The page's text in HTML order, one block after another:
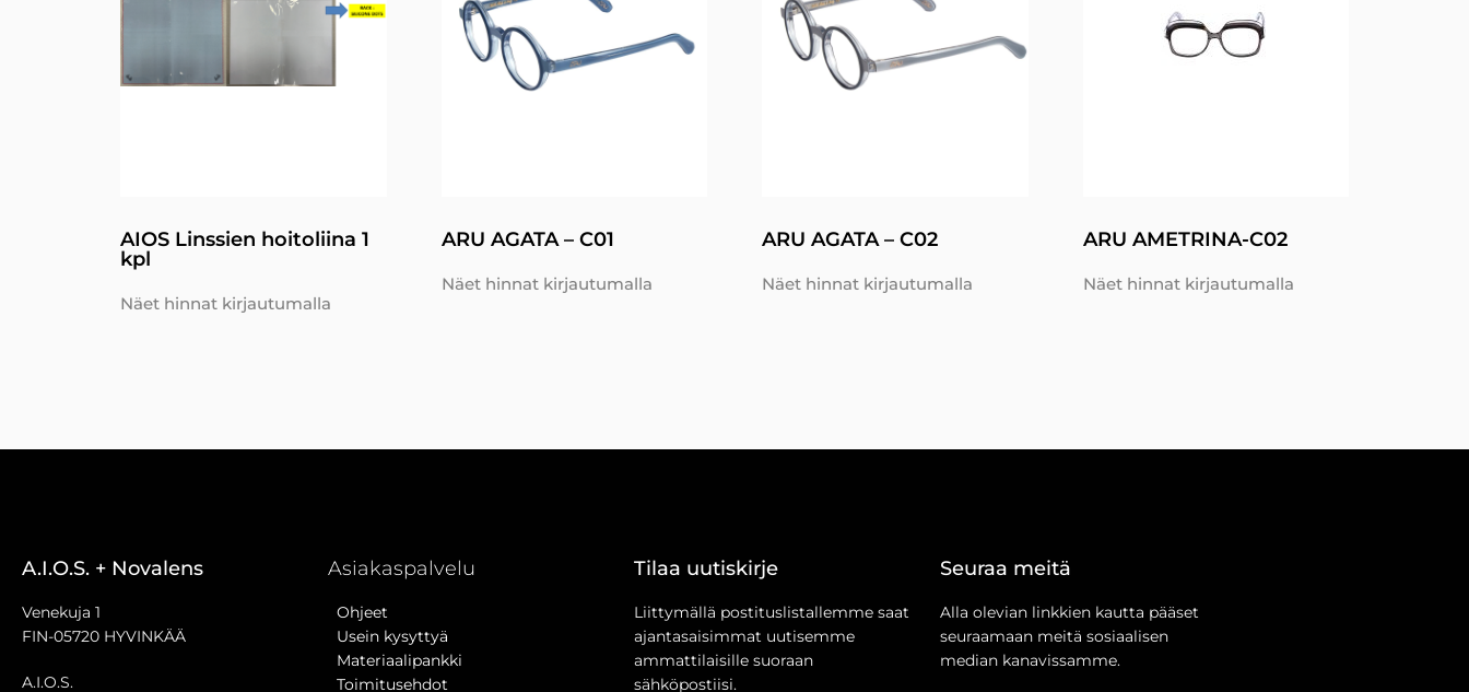
AIOS Linssien hoitoliina 1
kpl
Näet hinnat kirjautumalla
ARU AGATA – C01
Näet hinnat kirjautumalla
ARU AGATA – C02
Näet hinnat kirjautumalla
ARU AMETRINA-C02
Näet hinnat kirjautumalla
A.I.O.S. + Novalens
Venekuja 1
FIN-05720 HYVINKÄÄ
A.I.O.S.
Asiakaspalvelu
Ohjeet
Usein kysyttyä
Materiaalipankki
Toimitusehdot
Tilaa uutiskirje
Liittymällä postituslistallemme saat
ajantasaisimmat uutisemme
ammattilaisille suoraan
sähköpostiisi.
Seuraa meitä
Alla olevian linkkien kautta pääset
seuraamaan meitä sosiaalisen
median kanavissamme.